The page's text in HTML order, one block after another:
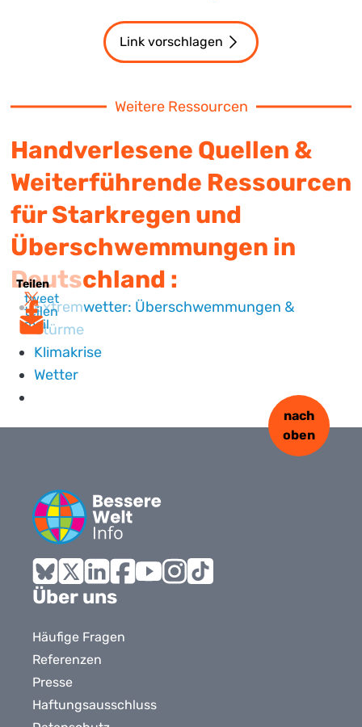
Teilen
tweet
teilen
mail
Link vorschlagen
Weitere Ressourcen
Handverlesene Quellen &
Weiterführende Ressourcen
für Starkregen und
Überschwemmungen in
Deutschland :
Extremwetter: Überschwemmungen &
Stürme
Klimakrise
Wetter
Bluesky
X LinkedInFacebook
nach
oben
Über uns
Häufige Fragen
Referenzen
Presse
Haftungsausschluss